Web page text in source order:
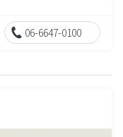
06-6647-0100